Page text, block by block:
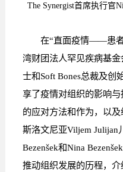
The Synergist首席执行官
在“直面疫情——患
湾财团法人罕见疾病基
士和Soft Bones总裁及创
享了疫情对组织的影响
的应对方法和作为，以及
斯洛文尼亚Viljem Julijan
Bezenšek和Nina
推动组织发展的历程，介